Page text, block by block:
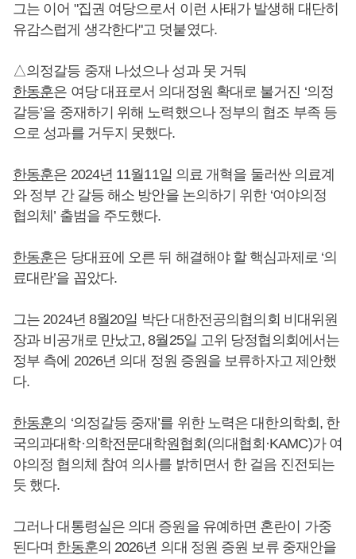
그는 이어 "집권 여당으로서 이런 사태가 발생해 대단히
유감스럽게 생각한다"고 덧붙였다.
△의정갈등 중재 나섰으나 성과 못 거둬
한동훈은 여당 대표로서 의대정원 확대로 불거진 ‘의정
갈등’을 중재하기 위해 노력했으나 정부의 협조 부족 등
으로 성과를 거두지 못했다.
한동훈은 2024년 11월11일 의료 개혁을 둘러싼 의료계
와 정부 간 갈등 해소 방안을 논의하기 위한 ‘여야의정
협의체’ 출범을 주도했다.
한동훈은 당대표에 오른 뒤 해결해야 할 핵심과제로 ‘의
료대란’을 꼽았다.
그는 2024년 8월20일 박단 대한전공의협의회 비대위원
장과 비공개로 만났고, 8월25일 고위 당정협의회에서는
정부 측에 2026년 의대 정원 증원을 보류하자고 제안했
다.
한동훈의 ‘의정갈등 중재’를 위한 노력은 대한의학회, 한
국의과대학·의학전문대학원협회(의대협회·KAMC)가 여
야의정 협의체 참여 의사를 밝히면서 한 걸음 진전되는
듯 했다.
그러나 대통령실은 의대 증원을 유예하면 혼란이 가중
된다며 한동훈의 2026년 의대 정원 증원 보류 중재안을